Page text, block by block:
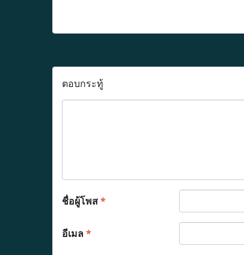
ตอบกระทู้
ชื่อผู้โพส*
อีเมล*